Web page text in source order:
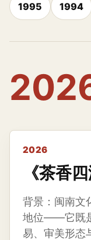
1995 1994
2026
《茶香四
背景：闽南文
地位——它既
易、审美形态